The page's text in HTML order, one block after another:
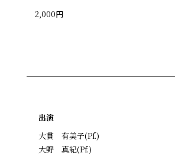
2,000円
出演
大貫 有美子(Pf.)
大野 真紀(Pf.)